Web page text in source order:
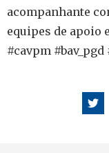
acompanhante
equipes de apoio
#cavpm #bav_pgd